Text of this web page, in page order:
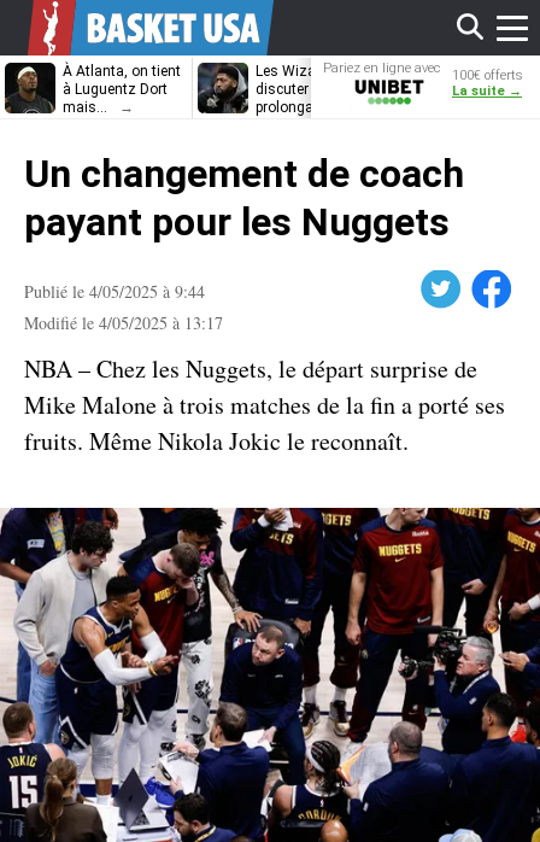
À Atlanta, on tient
à Luguentz Dort
mais…
Les Wizards vont
discuter
prolongation avec
Dennis
découvrira-t-il
Pariez en ligne avec
Unibet
100€ offerts
La suite →
Un changement de coach
payant pour les Nuggets
Publié le 4/05/2025 à 9:44
Modifié le 4/05/2025 à 13:17
Facebook
NBA – Chez les Nuggets, le départ surprise de
Mike Malone à trois matches de la fin a porté ses
fruits. Même Nikola Jokic le reconnaît.